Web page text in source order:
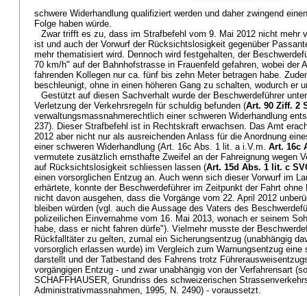
schwere Widerhandlung qualifiziert werden und daher zwingend
Folge haben würde.
Zwar trifft es zu, dass im Strafbefehl vom 9. Mai 2012 nicht mehr
ist und auch der Vorwurf der Rücksichtslosigkeit gegenüber
mehr thematisiert wird. Dennoch wird festgehalten, der
70 km/h" auf der Bahnhofstrasse in Frauenfeld gefahren, wobei der
fahrenden Kollegen nur ca. fünf bis zehn Meter betragen habe.
beschleunigt, ohne in einen höheren Gang zu schalten, wodurch er
Gestützt auf diesen Sachverhalt wurde der Beschwerdeführer
Verletzung der Verkehrsregeln für schuldig befunden (Art. 90 Ziff. 2
verwaltungsmassnahmerechtlich einer schweren Widerhandlung
237). Dieser Strafbefehl ist in Rechtskraft erwachsen. Das Amt
2012 aber nicht nur als ausreichenden Anlass für die Anordnung
einer schweren Widerhandlung (Art. 16c Abs. 1 lit. a i.V.m. Art. 16c
vermutete zusätzlich ernsthafte Zweifel an der Fahreignung wegen
auf Rücksichtslosigkeit schliessen lassen (Art. 15d Abs. 1 lit. c
einen vorsorglichen Entzug an. Auch wenn sich dieser Vorwurf im
erhärtete, konnte der Beschwerdeführer im Zeitpunkt der Fahrt
nicht davon ausgehen, dass die Vorgänge vom 22. April 2012
bleiben würden (vgl. auch die Aussage des Vaters des
polizeilichen Einvernahme vom 16. Mai 2013, wonach er seinem
habe, dass er nicht fahren dürfe"). Vielmehr musste der
Rückfalltäter zu gelten, zumal ein Sicherungsentzug (unabhängig
vorsorglich erlassen wurde) im Vergleich zum Warnungsentzug eine
darstellt und der Tatbestand des Fahrens trotz
vorgängigen Entzug - und zwar unabhängig von der Verfahrensart
SCHAFFHAUSER, Grundriss des schweizerischen
Administrativmassnahmen, 1995, N. 2490) - voraussetzt.